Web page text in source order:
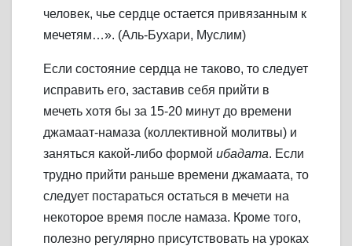
человек, чье сердце остается привязанным к
мечетям…». (Аль-Бухари, Муслим)
Если состояние сердца не таково, то следует
исправить его, заставив себя прийти в
мечеть хотя бы за 15-20 минут до времени
джамаат-намаза (коллективной молитвы) и
заняться какой-либо формой ибадата. Если
трудно прийти раньше времени джамаата, то
следует постараться остаться в мечети на
некоторое время после намаза. Кроме того,
полезно регулярно присутствовать на уроках